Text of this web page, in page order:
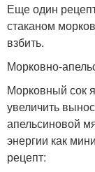
Еще один
стаканом
взбить.
Морковно-
Морковный сок
увеличить
апельсиновой
энергии как
рецепт: